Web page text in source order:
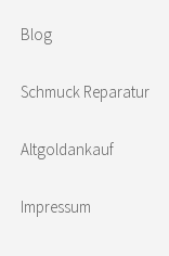
Blog
Schmuck Reparatur
Altgoldankauf
Impressum